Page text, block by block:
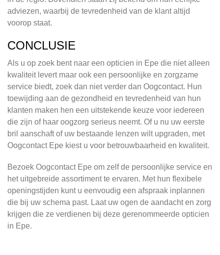
adviezen, waarbij de tevredenheid van de klant altijd
voorop staat.
CONCLUSIE
Als u op zoek bent naar een opticien in Epe die niet alleen
kwaliteit levert maar ook een persoonlijke en zorgzame
service biedt, zoek dan niet verder dan Oogcontact. Hun
toewijding aan de gezondheid en tevredenheid van hun
klanten maken hen een uitstekende keuze voor iedereen
die zijn of haar oogzorg serieus neemt. Of u nu uw eerste
bril aanschaft of uw bestaande lenzen wilt upgraden, met
Oogcontact Epe kiest u voor betrouwbaarheid en kwaliteit.
Bezoek Oogcontact Epe om zelf de persoonlijke service en
het uitgebreide assortiment te ervaren. Met hun flexibele
openingstijden kunt u eenvoudig een afspraak inplannen
die bij uw schema past. Laat uw ogen de aandacht en zorg
krijgen die ze verdienen bij deze gerenommeerde opticien
in Epe.